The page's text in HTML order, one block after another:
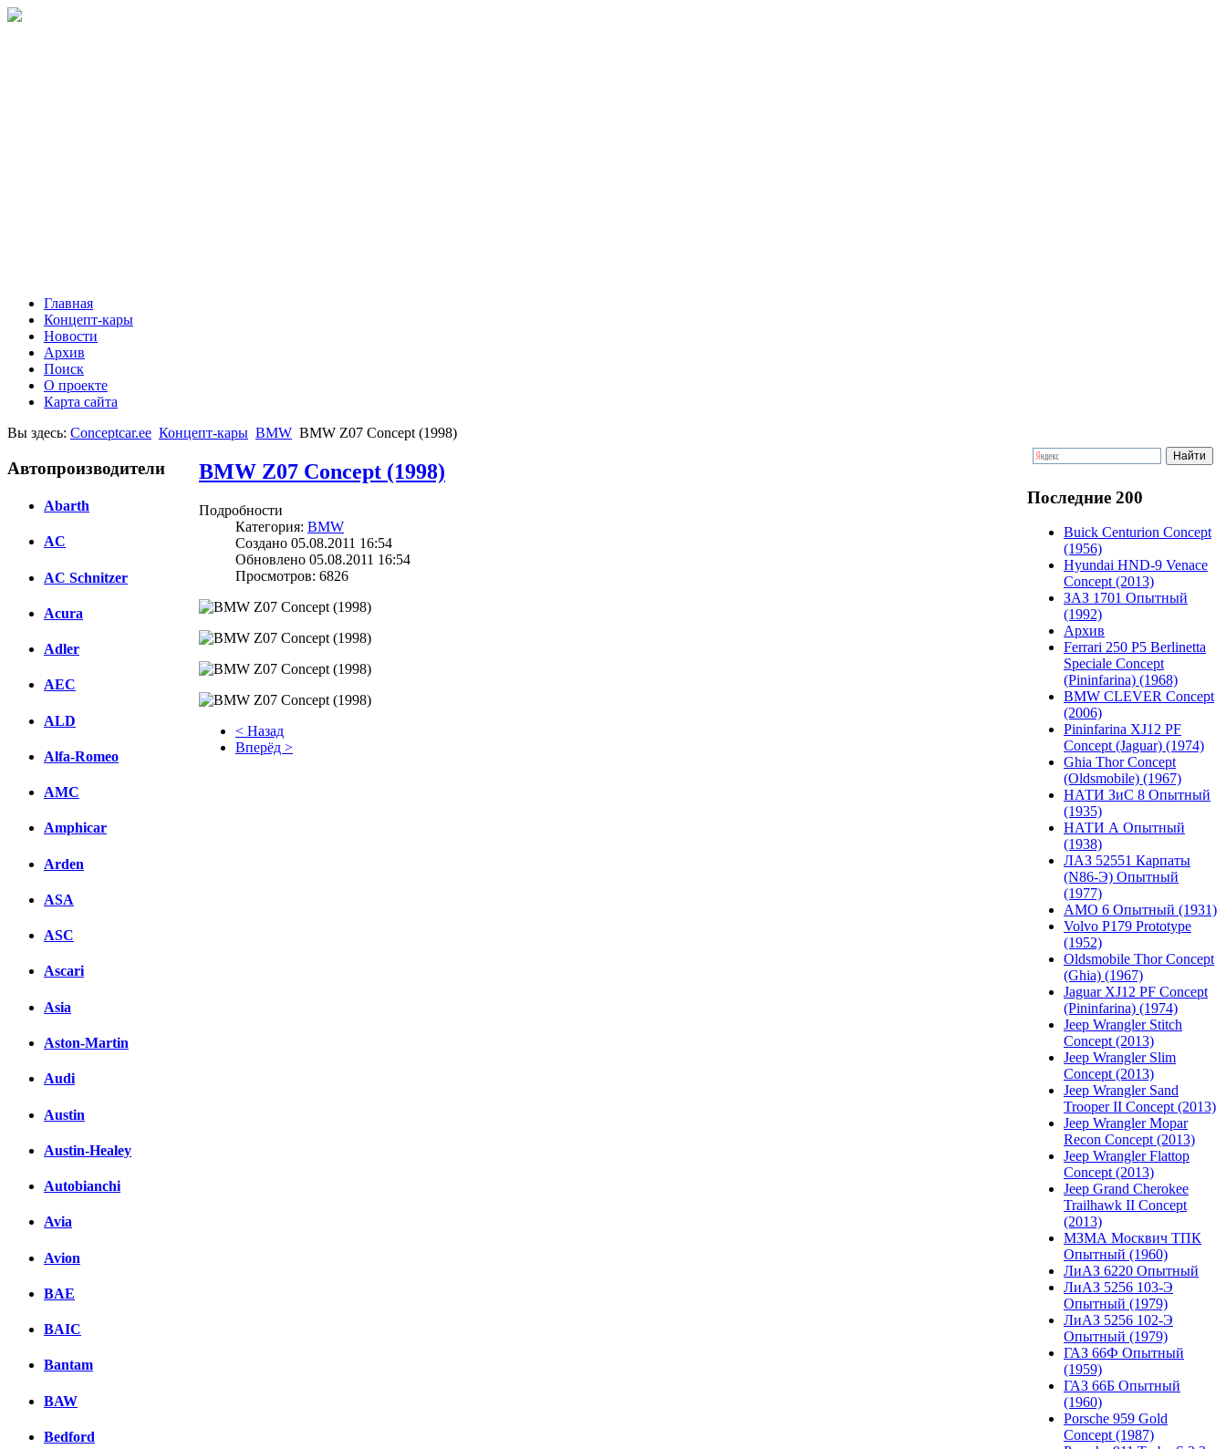
Главная
Концепт-кары
Новости
Архив
Поиск
О проекте
Карта сайта
Вы здесь: Conceptcar.ee Концепт-кары BMW BMW Z07 Concept (1998)
Автопроизводители
Abarth
AC
AC Schnitzer
Acura
Adler
AEC
ALD
Alfa-Romeo
AMC
Amphicar
Arden
ASA
ASC
Ascari
Asia
Aston-Martin
Audi
Austin
Austin-Healey
Autobianchi
Avia
Avion
BAE
BAIC
Bantam
BAW
Bedford
BMW Z07 Concept (1998)
Подробности
Категория: BMW
Создано 05.08.2011 16:54
Обновлено 05.08.2011 16:54
Просмотров: 6826
< Назад
Вперёд >
Последние 200
Buick Centurion Concept
(1956)
Hyundai HND-9 Venace
Concept (2013)
ЗАЗ 1701 Опытный
(1992)
Архив
Ferrari 250 P5 Berlinetta
Speciale Concept
(Pininfarina) (1968)
BMW CLEVER Concept
(2006)
Pininfarina XJ12 PF
Concept (Jaguar) (1974)
Ghia Thor Concept
(Oldsmobile) (1967)
НАТИ ЗиС 8 Опытный
(1935)
НАТИ А Опытный
(1938)
ЛАЗ 52551 Карпаты
(N86-Э) Опытный
(1977)
АМО 6 Опытный (1931)
Volvo P179 Prototype
(1952)
Oldsmobile Thor Concept
(Ghia) (1967)
Jaguar XJ12 PF Concept
(Pininfarina) (1974)
Jeep Wrangler Stitch
Concept (2013)
Jeep Wrangler Slim
Concept (2013)
Jeep Wrangler Sand
Trooper II Concept (2013)
Jeep Wrangler Mopar
Recon Concept (2013)
Jeep Wrangler Flattop
Concept (2013)
Jeep Grand Cherokee
Trailhawk II Concept
(2013)
МЗМА Москвич ТПК
Опытный (1960)
ЛиАЗ 6220 Опытный
ЛиАЗ 5256 103-Э
Опытный (1979)
ЛиАЗ 5256 102-Э
Опытный (1979)
ГАЗ 66Ф Опытный
(1959)
ГАЗ 66Б Опытный
(1960)
Porsche 959 Gold
Concept (1987)